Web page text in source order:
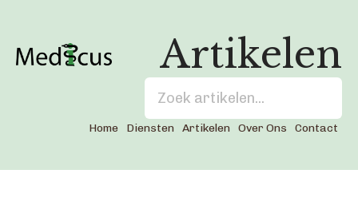
Artikelen
Home Diensten Artikelen Over Ons Contact